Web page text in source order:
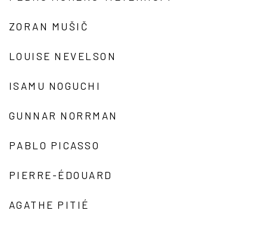
ZORAN MUŠIČ
LOUISE NEVELSON
ISAMU NOGUCHI
GUNNAR NORRMAN
PABLO PICASSO
PIERRE-ÉDOUARD
AGATHE PITIÉ